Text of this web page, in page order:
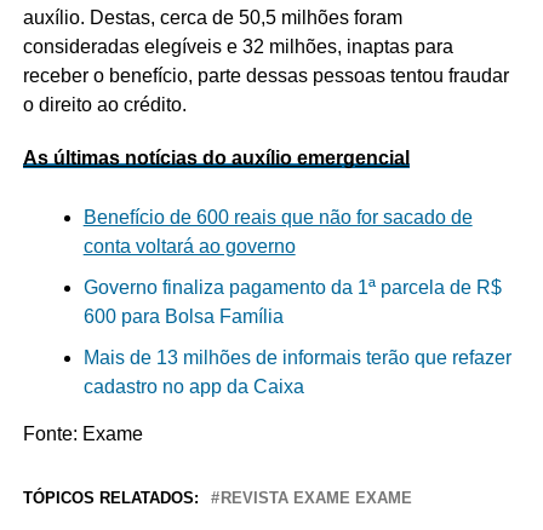
auxílio. Destas, cerca de 50,5 milhões foram
consideradas elegíveis e 32 milhões, inaptas para
receber o benefício, parte dessas pessoas tentou fraudar
o direito ao crédito.
As últimas notícias do auxílio emergencial
Benefício de 600 reais que não for sacado de
conta voltará ao governo
Governo finaliza pagamento da 1ª parcela de R$
600 para Bolsa Família
Mais de 13 milhões de informais terão que refazer
cadastro no app da Caixa
Fonte: Exame
TÓPICOS RELATADOS: REVISTA EXAME EXAME